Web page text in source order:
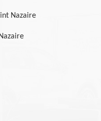
Nazaire